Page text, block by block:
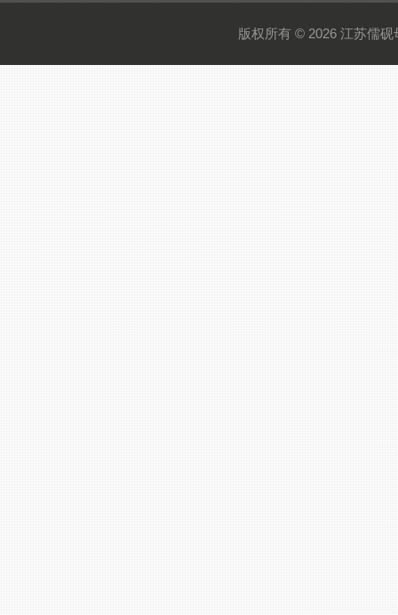
版权所有 © 2026 江苏儒